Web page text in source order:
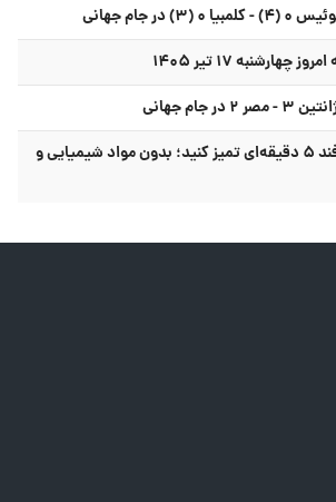
جام جهانی
۱۷ تیر ۱۴۰۵
جام جهانی
مایکروویو را با این ترفند ۵ دقیقه‌ای تمیز کنید؛ بدون مواد شیمیایی و